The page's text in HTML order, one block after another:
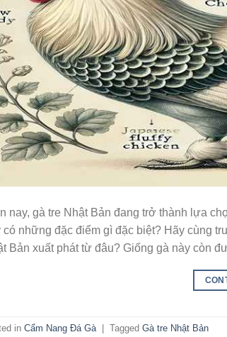
nay, gà tre Nhật Bản đang trở thành lựa
có những đặc điểm gì đặc biệt? Hãy cùng
Bản xuất phát từ đâu? Giống gà này còn
in Cẩm Nang Đá Gà Tagged Gà tre Nhật Bản